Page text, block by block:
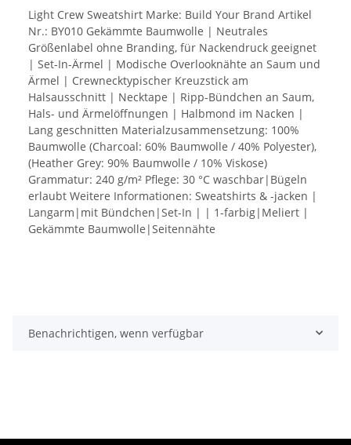
Light Crew Sweatshirt Marke: Build Your Brand Artikel
Nr.: BY010 Gekämmte Baumwolle | Neutrales
Größenlabel ohne Branding, für Nackendruck geeignet
| Set-In-Ärmel | Modische Overlooknähte an Saum und
Ärmel | Crewnecktypischer Kreuzstick am
Halsausschnitt | Necktape | Ripp-Bündchen an Saum,
Hals- und Ärmelöffnungen | Halbmond im Nacken |
Lang geschnitten Materialzusammensetzung: 100%
Baumwolle (Charcoal: 60% Baumwolle / 40% Polyester),
(Heather Grey: 90% Baumwolle / 10% Viskose)
Grammatur: 240 g/m² Pflege: 30 °C waschbar|Bügeln
erlaubt Weitere Informationen: Sweatshirts & -jacken |
Langarm|mit Bündchen|Set-In | | 1-farbig|Meliert |
Gekämmte Baumwolle|Seitennähte
Benachrichtigen, wenn verfügbar